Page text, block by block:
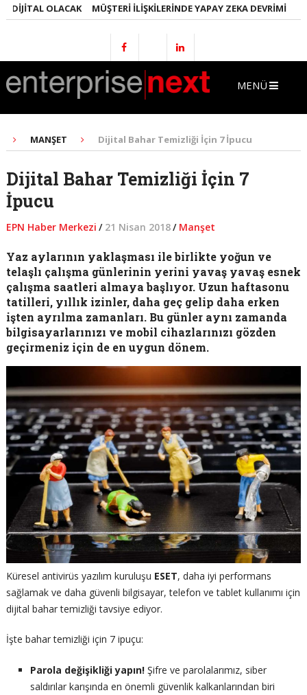
OLACAK MÜŞTERI İLIŞKILERINDE YAPAY ZEKA DEVRIMI
MENÜ
MANŞET Dijital Bahar Temizliği İçin 7 İpucu
Dijital Bahar Temizliği İçin 7
İpucu
EPN Haber Merkezi / 21 Nisan 2018/ Manşet
Yaz aylarının yaklaşması ile birlikte yoğun ve
telaşlı çalışma günlerinin yerini yavaş yavaş esnek
çalışma saatleri almaya başlıyor. Uzun haftasonu
tatilleri, yıllık izinler, daha geç gelip daha erken
işten ayrılma zamanları. Bu günler aynı zamanda
bilgisayarlarınızı ve mobil cihazlarınızı gözden
geçirmeniz için de en uygun dönem.
Küresel antivirüs yazılım kuruluşu ESET, daha iyi performans
sağlamak ve daha güvenli bilgisayar, telefon ve tablet kullanımı için
dijital bahar temizliği tavsiye ediyor.
İşte bahar temizliği için 7 ipuçu:
Parola değişikliği yapın! Şifre ve parolalarımız, siber
saldırılar karışında en önemli güvenlik kalkanlarından biri